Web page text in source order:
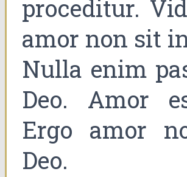
proceditur.
amor non sit
Nulla enim
Deo. Amor
Ergo amor
Deo.